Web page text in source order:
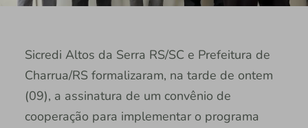
Sicredi Altos da Serra RS/SC e Prefeitura de
Charrua/RS formalizaram, na tarde de ontem
(09), a assinatura de um convênio de
cooperação para implementar o programa